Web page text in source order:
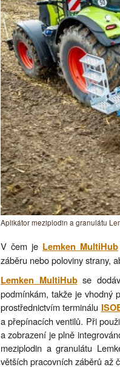
Aplikátor meziplodin a granulátu
V čem je Lemken MultiHub
záběru nebo poloviny strany,
Lemken MultiHubse
podmínkám, takže je vhodný
prostřednictvím terminálu
a přepínacích ventilů. Při
a zobrazení je plně
meziplodin a granulátu
větších pracovních záběrů až